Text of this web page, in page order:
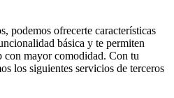
podemos ofrecerte características
básica y te permiten
mayor comodidad. Con tu
los siguientes servicios de terceros